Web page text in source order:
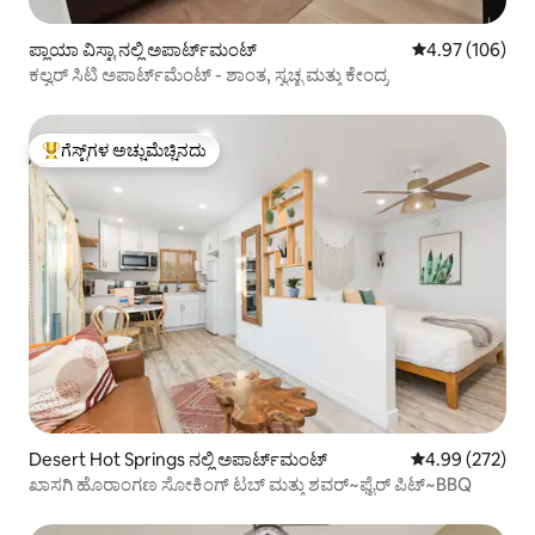
ಪ್ಲಾಯಾ ವಿಸ್ಟಾ ನಲ್ಲಿ ಅಪಾರ್ಟ್‌ಮಂಟ್ 5 ರಲ್ಲಿ 4.97
4.97 (106)
ಕಲ್ವರ್ ಸಿಟಿ ಅಪಾರ್ಟ್‌ಮೆಂಟ್ - ಶಾಂತ, ಸ್ವಚ್ಛ ಮತ್ತು ಕೇಂದ್ರ
ಗೆಸ್ಟ್‌ಗಳಿಗೆ ಅತಿ ಹೆಚ್ಚು ಅಚ್ಚುಮೆಚ್ಚಿನದು
ಗೆಸ್ಟ್‌ಗಳ ಅಚ್ಚುಮೆಚ್ಚಿನದು
Desert Hot Springs ನಲ್ಲಿ ಅಪಾರ್ಟ್‌ಮಂಟ್ 5 ರಲ್ಲಿ 4.99
4.99 (272)
ಖಾಸಗಿ ಹೊರಾಂಗಣ ಸೋಕಿಂಗ್ ಟಬ್ ಮತ್ತು ಶವರ್~ಫೈರ್ ಪಿಟ್~BBQ